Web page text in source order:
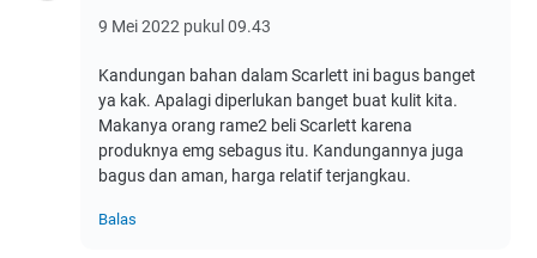
9 Mei 2022 pukul 09.43
Kandungan bahan dalam Scarlett ini bagus banget
ya kak. Apalagi diperlukan banget buat kulit kita.
Makanya orang rame2 beli Scarlett karena
produknya emg sebagus itu. Kandungannya juga
bagus dan aman, harga relatif terjangkau.
Balas